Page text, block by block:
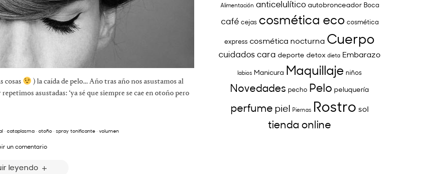
cosas
) la caída de pelo… Año tras año nos asustamos al
asustadas: ‘ya sé que siempre se cae en otoño pero
· cataplasma· otoño· spray tonificante· volumen
un comentario
leyendo
Alimentación anticelulítico autobronceador Boca
café cejas cosmética eco cosmética
express cosmética nocturna Cuerpo
cuidados cara deporte detox dieta Embarazo
labios Manicura Maquillaje niños
Novedades pecho Pelo peluquería
perfume piel Piernas Rostro sol
tienda online